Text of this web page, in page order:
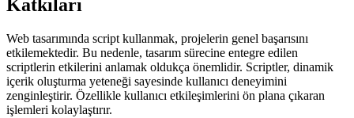
Katkıları
Web tasarımında script kullanmak, projelerin genel başarısını
etkilemektedir. Bu nedenle, tasarım sürecine entegre edilen
scriptlerin etkilerini anlamak oldukça önemlidir. Scriptler, dinamik
içerik oluşturma yeteneği sayesinde kullanıcı deneyimini
zenginleştirir. Özellikle kullanıcı etkileşimlerini ön plana çıkaran
işlemleri kolaylaştırır.